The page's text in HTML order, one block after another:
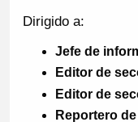
Dirigido a:
Jefe de
Editor de
Editor de
Reportero